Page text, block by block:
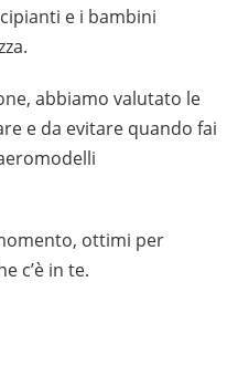
e i bambini
abbiamo valutato le
e da evitare quando fai
ottimi per
c’è in te.